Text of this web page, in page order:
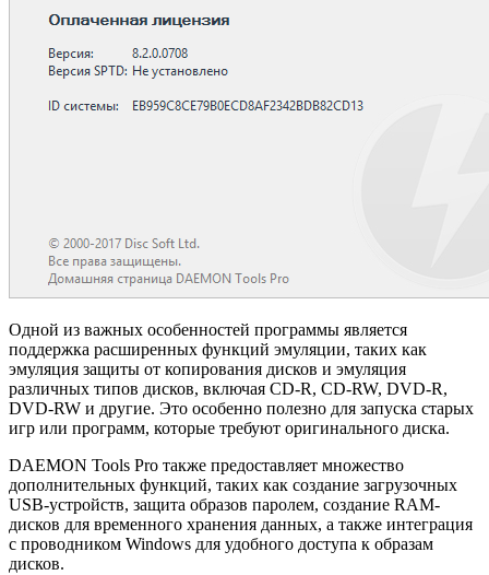
Одной из важных особенностей программы является
поддержка расширенных функций эмуляции, таких как
эмуляция защиты от копирования дисков и эмуляция
различных типов дисков, включая CD-R, CD-RW, DVD-R,
DVD-RW и другие. Это особенно полезно для запуска старых
игр или программ, которые требуют оригинального диска.
DAEMON Tools Pro также предоставляет множество
дополнительных функций, таких как создание загрузочных
USB-устройств, защита образов паролем, создание RAM-
дисков для временного хранения данных, а также интеграция
с проводником Windows для удобного доступа к образам
дисков.